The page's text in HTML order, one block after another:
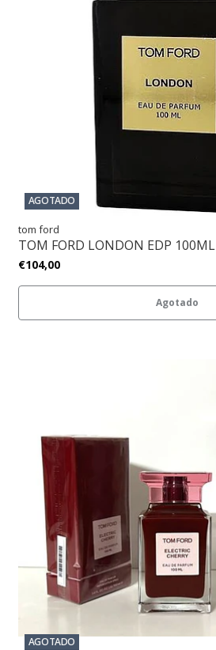
AGOTADO
tom ford
TOM FORD LONDON EDP 100ML
€104,00
Agotado
AGOTADO